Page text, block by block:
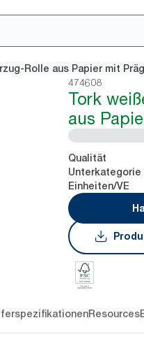
474608
Tork
aus
Qualität
Unterkategorie
Einheiten/VE
Resources